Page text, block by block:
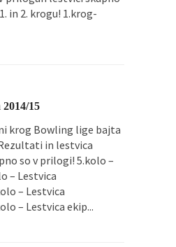
in 2. krogu! 1.krog-
15
krog Bowling lige bajta
in lestvica
so v prilogi! 5.kolo –
– Lestvica
– Lestvica
– Lestvica ekip...